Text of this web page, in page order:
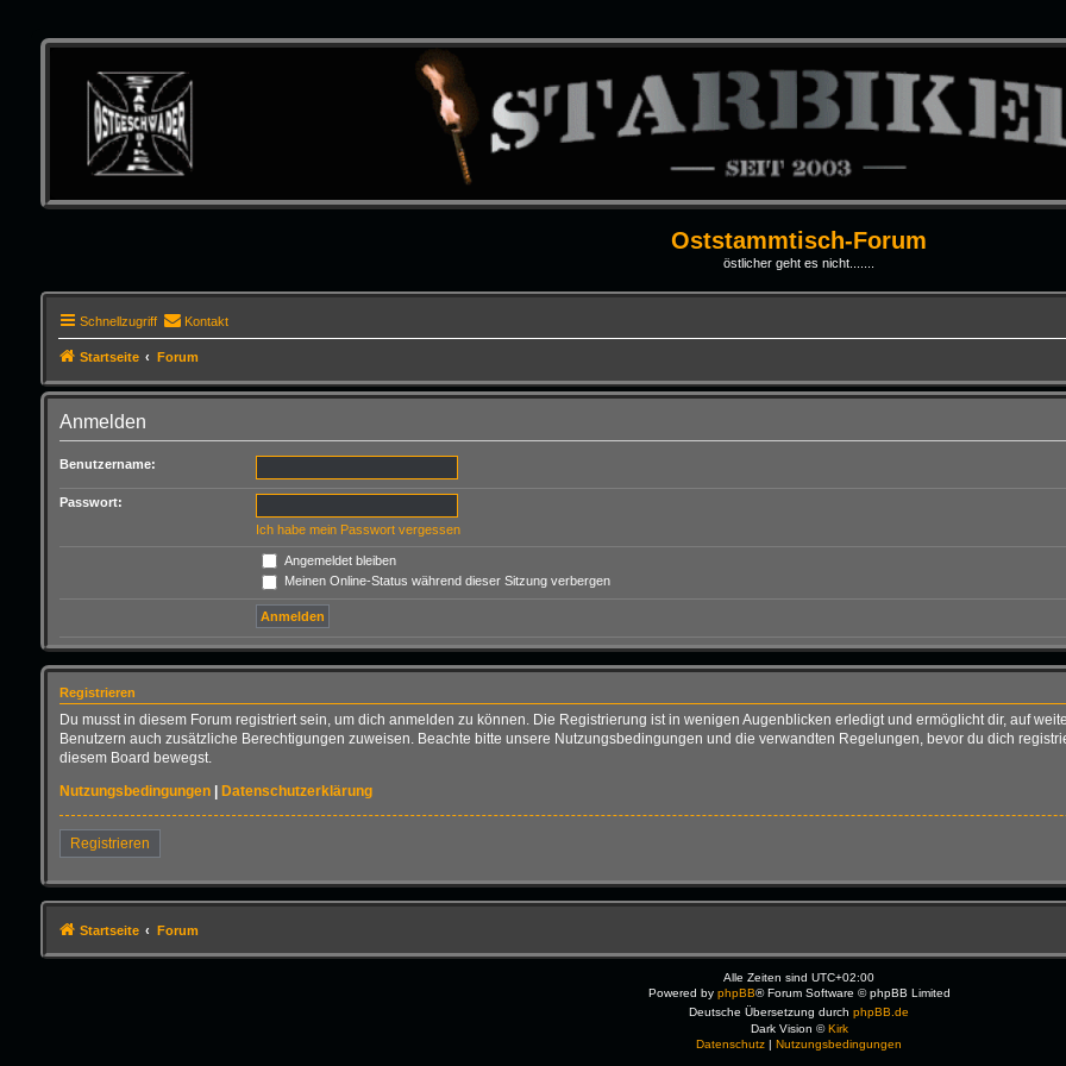
Oststammtisch-Forum
östlicher geht es nicht.......
Schnellzugriff Kontakt
Startseite Forum
Anmelden
Benutzername:
Passwort:
Ich habe mein Passwort vergessen
Angemeldet bleiben
Meinen Online-Status während dieser Sitzung verbergen
Registrieren
Du musst in diesem Forum registriert sein, um dich anmelden zu können. Die Registrierung ist in wenigen Augenblicken erledigt und ermöglicht dir, auf
Benutzern auch zusätzliche Berechtigungen zuweisen. Beachte bitte unsere Nutzungsbedingungen und die verwandten Regelungen, bevor du dich
diesem Board bewegst.
Nutzungsbedingungen| Datenschutzerklärung
Registrieren
Startseite Forum
Alle Zeiten sindUTC+02:00
Powered by phpBB® Forum Software © phpBB Limited
Deutsche Übersetzung durchphpBB.de
Dark Vision ©Kirk
Datenschutz |Nutzungsbedingungen